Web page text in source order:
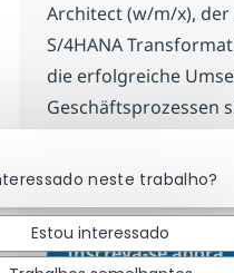
Architect (w/m/x), der
S/4HANA
die erfolgreiche
Geschäftsprozessen
Expertise in einem
gestalten Sie
Inscreva-se agora
neste trabalho?
Estou interessado